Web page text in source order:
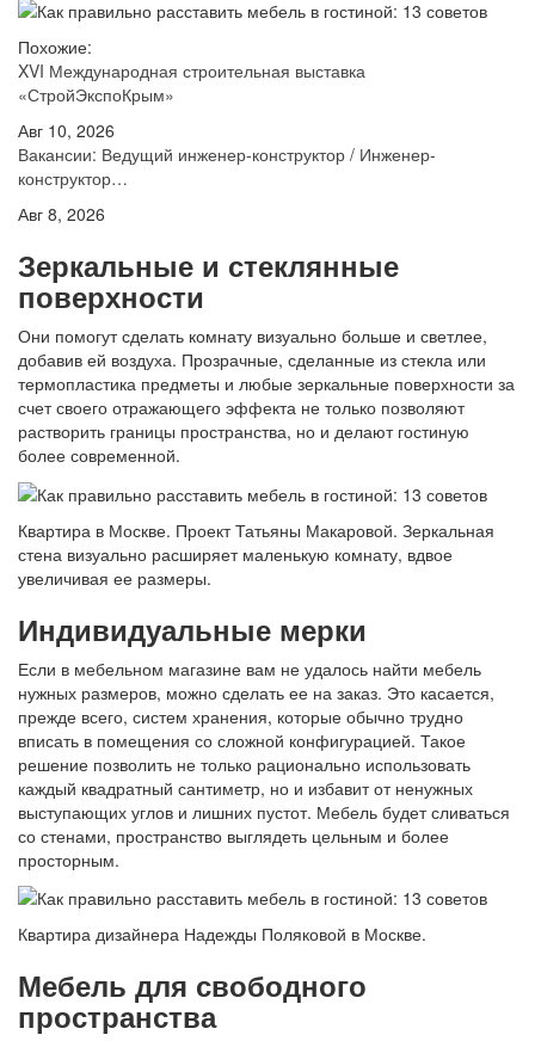
Похожие:
XVI Международная строительная выставка
«СтройЭкспоКрым»
Авг 10, 2026
Вакансии: Ведущий инженер-конструктор / Инженер-
конструктор…
Авг 8, 2026
Зеркальные и стеклянные
поверхности
Они помогут сделать комнату визуально больше и светлее,
добавив ей воздуха. Прозрачные, сделанные из стекла или
термопластика предметы и любые зеркальные поверхности за
счет своего отражающего эффекта не только позволяют
растворить границы пространства, но и делают гостиную
более современной.
Квартира в Москве. Проект Татьяны Макаровой. Зеркальная
стена визуально расширяет маленькую комнату, вдвое
увеличивая ее размеры.
Индивидуальные мерки
Если в мебельном магазине вам не удалось найти мебель
нужных размеров, можно сделать ее на заказ. Это касается,
прежде всего, систем хранения, которые обычно трудно
вписать в помещения со сложной конфигурацией. Такое
решение позволить не только рационально использовать
каждый квадратный сантиметр, но и избавит от ненужных
выступающих углов и лишних пустот. Мебель будет сливаться
со стенами, пространство выглядеть цельным и более
просторным.
Квартира дизайнера Надежды Поляковой в Москве.
Мебель для свободного
пространства